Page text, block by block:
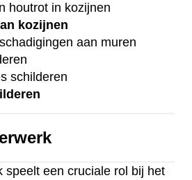
houtrot in kozijnen
kozijnen
aan muren
schilderen
speelt een cruciale rol bij het